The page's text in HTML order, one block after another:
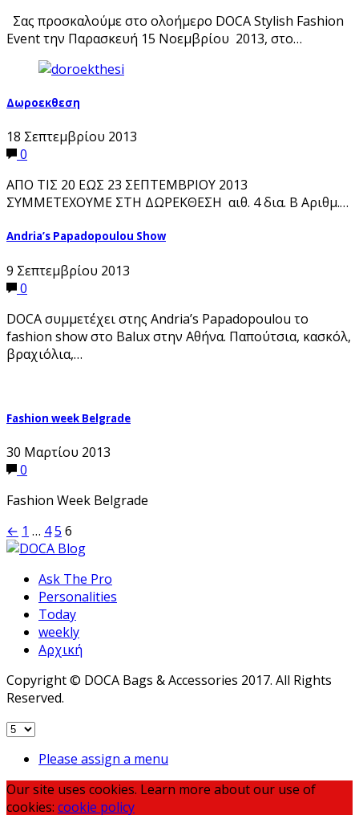
Σας προσκαλούμε στο ολοήμερο DOCA Stylish Fashion
Event την Παρασκευή 15 Νοεμβρίου 2013, στο…
Δωροεκθεση
18 Σεπτεμβρίου 2013
0
ΑΠΟ ΤΙΣ 20 ΕΩΣ 23 ΣΕΠΤΕΜΒΡΙΟΥ 2013
ΣΥΜΜΕΤΕΧΟΥΜΕ ΣΤΗ ΔΩΡΕΚΘΕΣΗ αιθ. 4 δια. Β Αριθμ.…
Andria’s Papadopoulou Show
9 Σεπτεμβρίου 2013
0
DOCA συμμετέχει στης Andria’s Papadopoulou το
fashion show στο Balux στην Αθήνα. Παπούτσια, κασκόλ,
βραχιόλια,…
Fashion week Belgrade
30 Μαρτίου 2013
0
Fashion Week Belgrade
Σελιδοποίηση
άρθρων
← 1 … 45 6
Ask The Pro
Personalities
Today
weekly
Αρχική
Copyright © DOCA Bags & Accessories 2017. All Rights
Reserved.
Please assign a menu
Our site uses cookies. Learn more about our use of
cookies: cookie policy